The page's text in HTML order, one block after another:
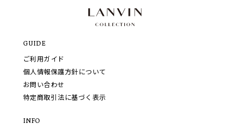
GUIDE
ご利用ガイド
個人情報保護方針について
お問い合わせ
特定商取引法に基づく表示
INFO